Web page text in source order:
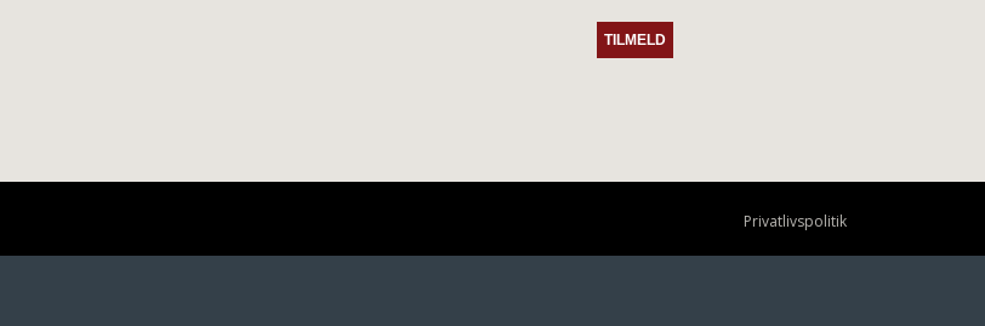
Privatlivspolitik